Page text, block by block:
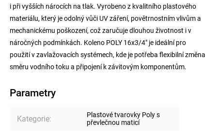
i při vyšších nárocích na tlak. Vyrobeno z kvalitního plastového
materiálu, který je odolný vůči UV záření, povětrnostním vlivům a
mechanickému poškození, což zaručuje dlouhou životnost i v
náročných podmínkách. Koleno POLY 16x3/4" je ideální pro
použití v zavlažovacích systémech, kde je potřeba flexibilní změna
směru vodního toku a připojení k závitovým komponentům.
Parametry
Kategorie:
Plastové tvarovky Poly s
převlečnou maticí